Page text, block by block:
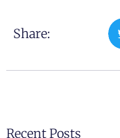
Share:
Recent Posts